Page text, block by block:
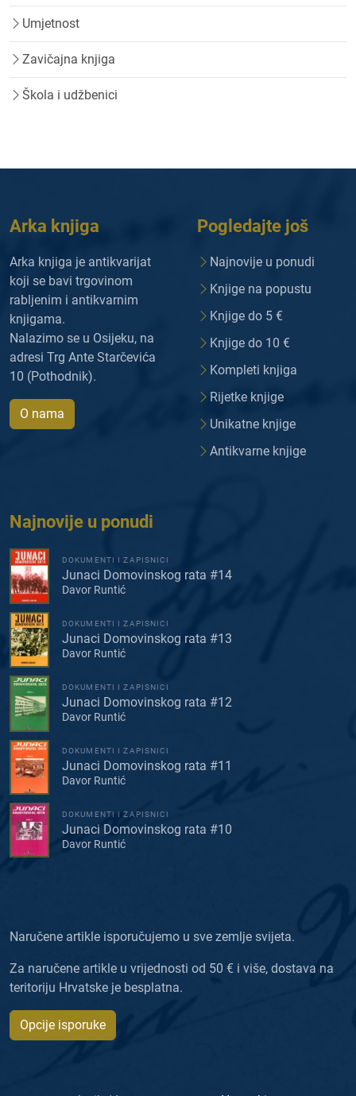
Umjetnost
Zavičajna knjiga
Škola i udžbenici
Arka knjiga
Arka knjiga je antikvarijat
koji se bavi trgovinom
rabljenim i antikvarnim
knjigama.
Nalazimo se u Osijeku, na
adresi Trg Ante Starčevića
10 (Pothodnik).
O nama
Pogledajte još
Najnovije u ponudi
Knjige na popustu
Knjige do 5 €
Knjige do 10 €
Kompleti knjiga
Rijetke knjige
Unikatne knjige
Antikvarne knjige
Najnovije u ponudi
DOKUMENTI I ZAPISNICI
Junaci Domovinskog rata #14
Davor Runtić
DOKUMENTI I ZAPISNICI
Junaci Domovinskog rata #13
Davor Runtić
DOKUMENTI I ZAPISNICI
Junaci Domovinskog rata #12
Davor Runtić
DOKUMENTI I ZAPISNICI
Junaci Domovinskog rata #11
Davor Runtić
DOKUMENTI I ZAPISNICI
Junaci Domovinskog rata #10
Davor Runtić
Naručene artikle isporučujemo u sve zemlje svijeta.
Za naručene artikle u vrijednosti od 50 € i više, dostava na
teritoriju Hrvatske je besplatna.
Opcije isporuke